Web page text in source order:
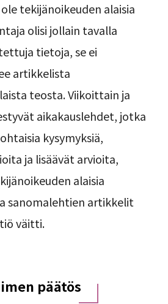
tekijänoikeuden alaisia
olisi jollain tavalla
tietoja, se ei
artikkelista
teosta. Viikoittain ja
aikakauslehdet, jotka
kysymyksiä,
ja lisäävät arvioita,
alaisia
sanomalehtien artikkelit
väitti.
päätös